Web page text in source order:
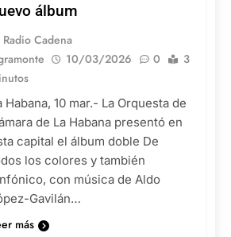
álbum
Radio Cadena
10/03/2026 0
3
Habana, 10 mar.- La Orquesta de
de La Habana presentó en
capital el álbum doble De
los colores y también
con música de Aldo
Gavilán…
más